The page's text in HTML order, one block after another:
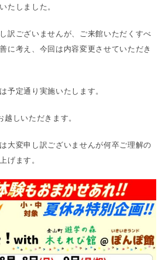
たしました。
訳ございませんが、ご来館いただくすべ
に考え、今回は内容変更させていただき
予定通り実施いたします。
しいただきます。
大変申し訳ございませんが何卒ご理解の
げます。